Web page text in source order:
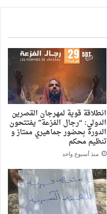
انطلاقة قوية لمهرجان القصرين
الدولي: “رجال الفزعة” يفتتحون
الدورة بحضور جماهيري ممتاز و
تنظيم محكم
منذ أسبوع واحد